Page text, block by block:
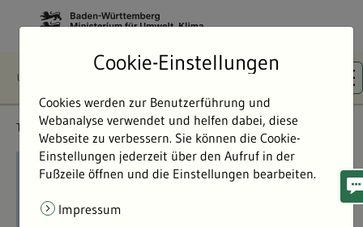
Themen Flächen- & Artenschutz
©
Cookie-Einstellungen
Cookies werden zur Benutzerführung und
Webanalyse verwendet und helfen dabei, diese
Webseite zu verbessern. Sie können die Cookie-
Einstellungen jederzeit über den Aufruf in der
Fußzeile öffnen und die Einstellungen bearbeiten.
Impressum